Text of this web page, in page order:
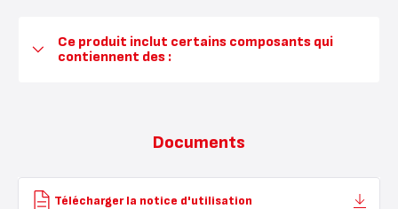
Ce produit inclut certains composants qui
contiennent des :
Documents
Télécharger la notice d'utilisation